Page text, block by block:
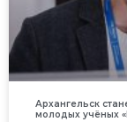
Архангельск
молодых учёных